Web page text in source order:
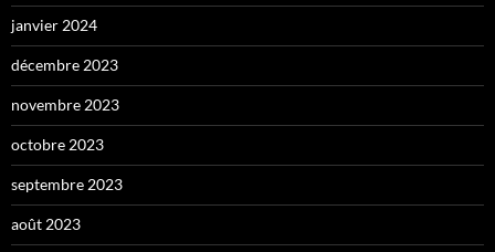
janvier 2024
décembre 2023
novembre 2023
octobre 2023
septembre 2023
août 2023